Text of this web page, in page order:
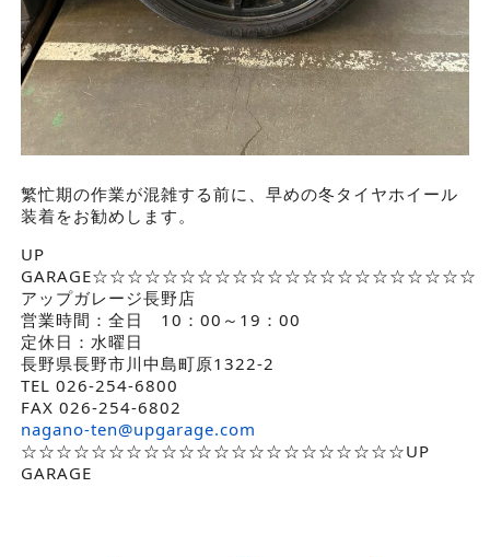
繁忙期の作業が混雑する前に、早めの冬タイヤホイール
装着をお勧めします。
UP
GARAGE☆☆☆☆☆☆☆☆☆☆☆☆☆☆☆☆☆☆☆☆☆☆
アップガレージ長野店
営業時間：全日 10：00～19：00
定休日：水曜日
長野県長野市川中島町原1322-2
TEL 026-254-6800
FAX 026-254-6802
nagano-ten@upgarage.com
☆☆☆☆☆☆☆☆☆☆☆☆☆☆☆☆☆☆☆☆☆☆UP
GARAGE